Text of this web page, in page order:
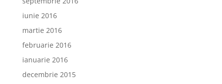
iunie 2016
martie 2016
februarie 2016
ianuarie 2016
decembrie 2015